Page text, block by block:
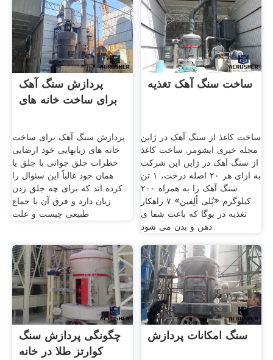
پردازش سنگ آهک
برای ساخت خانه های
پردازش سنگ آهک برای ساخت
خانه های زیانهایی خود ارضایی
خطرات جلق جوانی با جلق یا
همان خود غالباً این سئوال را
کرده اند که برای چه جلق زدن
زیان دارد و فرق آن با جماع
طبیعی چیست و علت
ساخت سنگ آهک تغذیه
ساخت کاغذ از سنگ آهک در ژاپن
مجله خبری ایشومر. ساخت کاغذ
از سنگ آهک در ژاپن این شرکت
به ازای هر ۲۰ اصله درخت، ۱ تن
سنگ آهک را به همراه ۲۰۰
کیلوگرم «پُلی اُلِفین» ۷ راهکار
تغذیه در یوگا که باعث شفا ی
ذهن و بدن می شود
چگونگی پردازش سنگ
کوارتز طلا در خانه
سنگ امکانات پردازش